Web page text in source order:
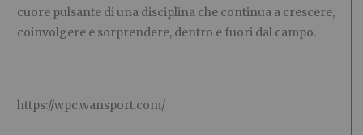
cuore pulsante di una disciplina che continua a crescere,
coinvolgere e sorprendere, dentro e fuori dal campo.
https://wpc.wansport.com/